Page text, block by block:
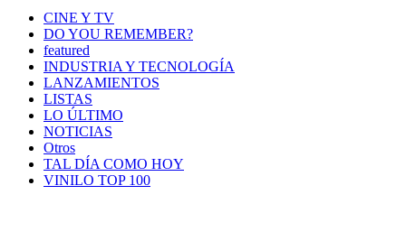
CINE Y TV
DO YOU REMEMBER?
featured
INDUSTRIA Y TECNOLOGÍA
LANZAMIENTOS
LISTAS
LO ÚLTIMO
NOTICIAS
Otros
TAL DÍA COMO HOY
VINILO TOP 100